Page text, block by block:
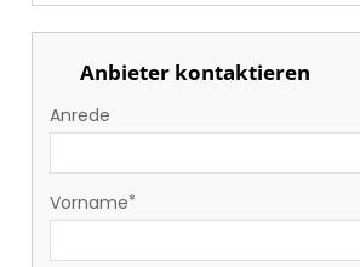
Anbieter kontaktieren
Anrede
Vorname